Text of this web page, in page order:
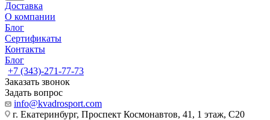
Доставка
О компании
Блог
Сертификаты
Контакты
Блог
+7 (343)-271-77-73
Заказать звонок
Задать вопрос
info@kvadrosport.com
г. Екатеринбург, Проспект Космонавтов, 41, 1 этаж, С20